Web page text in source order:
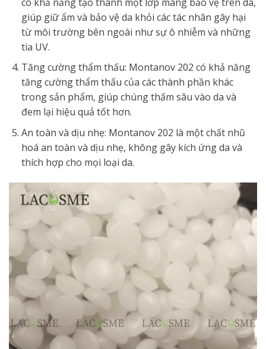
giúp giữ ẩm và bảo vệ da khỏi các tác nhân gây hại
từ môi trường bên ngoài như sự ô nhiễm và những
tia UV.
Tăng cường thẩm thấu: Montanov 202 có khả năng
tăng cường thẩm thấu của các thành phần khác
trong sản phẩm, giúp chúng thấm sâu vào da và
đem lại hiệu quả tốt hơn.
An toàn và dịu nhẹ: Montanov 202 là một chất nhũ
hoá an toàn và dịu nhẹ, không gây kích ứng da và
thích hợp cho mọi loại da.